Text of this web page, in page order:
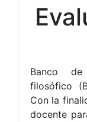
Banco de
filosófico
Con la
docente